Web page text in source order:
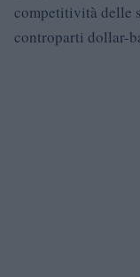
competitività delle
controparti dollar-